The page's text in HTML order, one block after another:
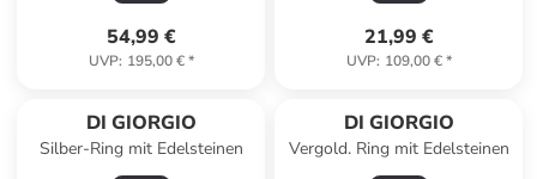
54,99 €
UVP: 195,00 €*
21,99 €
UVP: 109,00 €*
DI GIORGIO
Silber-Ring mit Edelsteinen
DI GIORGIO
Vergold. Ring mit Edelsteinen